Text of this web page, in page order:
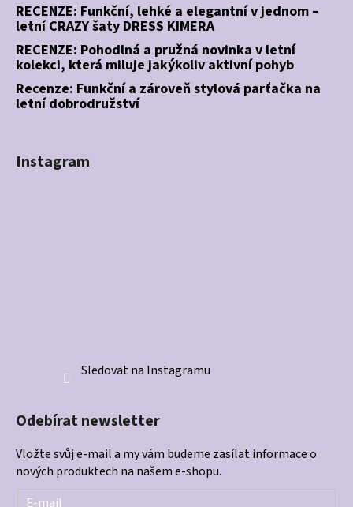
RECENZE: Funkční, lehké a elegantní v jednom –
letní CRAZY šaty DRESS KIMERA
RECENZE: Pohodlná a pružná novinka v letní
kolekci, která miluje jakýkoliv aktivní pohyb
Recenze: Funkční a zároveň stylová parťačka na
letní dobrodružství
Instagram
Sledovat na Instagramu
Odebírat newsletter
Vložte svůj e-mail a my vám budeme zasílat informace o
nových produktech na našem e-shopu.
E-mail